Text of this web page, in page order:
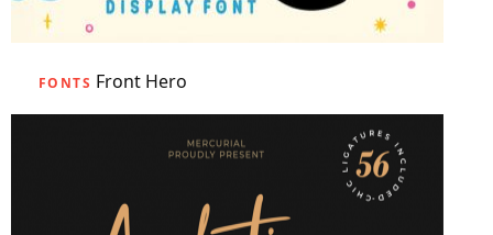
FONTS Front Hero